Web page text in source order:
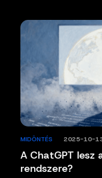
A ChatGPT lesz
rendszere?
MIDÖNTÉS 2025-10-